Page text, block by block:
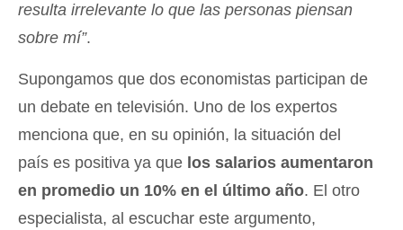
resulta irrelevante lo que las personas piensan
sobre mí”.
Supongamos que dos economistas participan de
un debate en televisión. Uno de los expertos
menciona que, en su opinión, la situación del
país es positiva ya que los salarios aumentaron
en promedio un 10% en el último año. El otro
especialista, al escuchar este argumento,